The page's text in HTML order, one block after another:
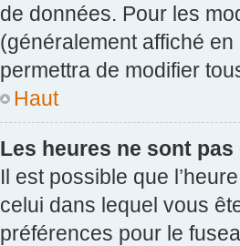
de données. Pour les
(généralement affiché
permettra de modifier
Haut
Les heures ne sont
Il est possible que
celui dans lequel vous
préférences pour le